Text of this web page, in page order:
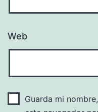
Web
Guarda mi